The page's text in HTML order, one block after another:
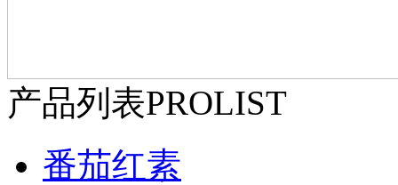
产品列表PROLIST
番茄红素